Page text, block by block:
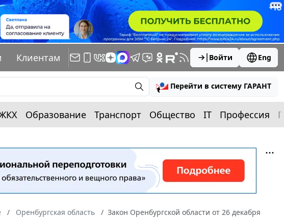
Клиентам Войти Eng
Перейти в систему ГАРАНТ
Образование Транспорт Общество IT Профессия
Оренбургская область
Закон Оренбургской области от 26 декабря